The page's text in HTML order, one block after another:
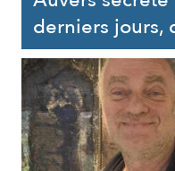
derniers jours,